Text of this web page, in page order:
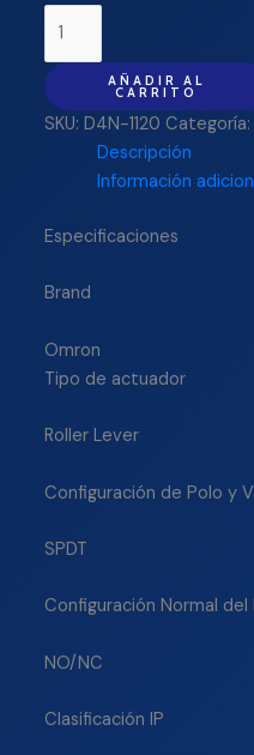
AÑADIR AL
CARRITO
SKU:D4N-1120
Descripción
Información
Especificaciones
Brand
Omron
Tipo de actuador
Roller Lever
Configuración de Polo y
SPDT
Configuración Normal del
NO/NC
Clasificación IP